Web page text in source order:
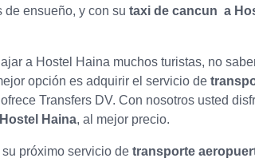
de ensueño, y con su taxi de cancun a
a Hostel Haina muchos turistas, no
opción es adquirir el servicio de
Transfers DV. Con nosotros usted
Haina, al mejor precio.
próximo servicio de transporte